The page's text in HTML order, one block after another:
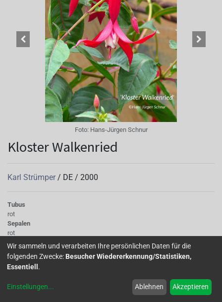
Foto: Hans-Jürgen Schnur
Kloster Walkenried
Karl Strümper / DE / 2000
Tubus
rot
Sepalen
rot
Korolle/Petalen
weiß
Knospe/Blüte
einfach
halbhängend
Wir sammeln und verarbeiten Ihre persönlichen Daten für die
folgenden Zwecke: Besucher Wiedererkennung/Statistiken,
Essentiell .
Einstellungen... Ablehnen Akzeptieren